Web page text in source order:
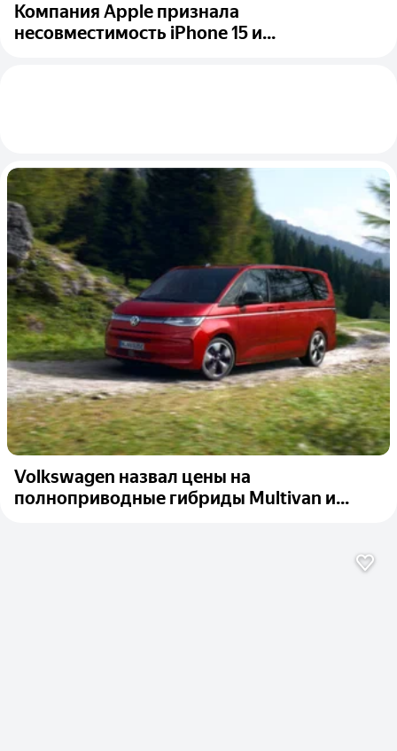
Компания Apple признала
несовместимость iPhone 15 и...
Volkswagen назвал цены на
полноприводные гибриды Multivan и...